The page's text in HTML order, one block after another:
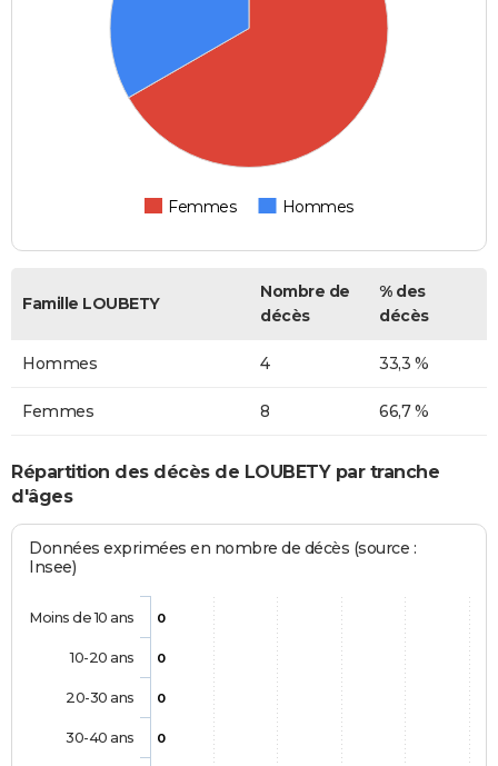
Femmes Hommes
Famille LOUBETY
Nombre de
décès
% des
décès
Hommes 4 33,3 %
Femmes 8 66,7 %
Répartition des décès de LOUBETY par tranche
d'âges
Données exprimées en nombre de décès (source :
Insee)
0
0
0
0
Moins de 10 ans
10-20 ans
20-30 ans
30-40 ans